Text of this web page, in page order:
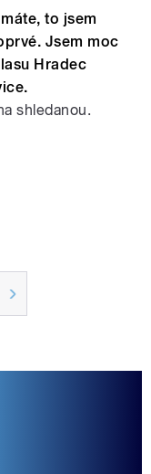
to jsem
Jsem moc
Hradec
shledanou.